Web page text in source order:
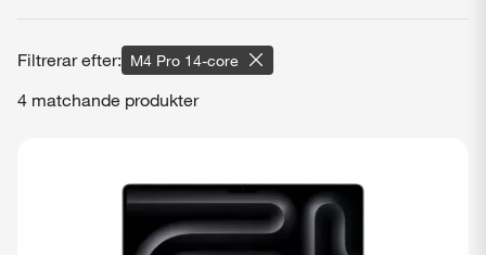
M4 Pro 14-core
4 matchande produkter